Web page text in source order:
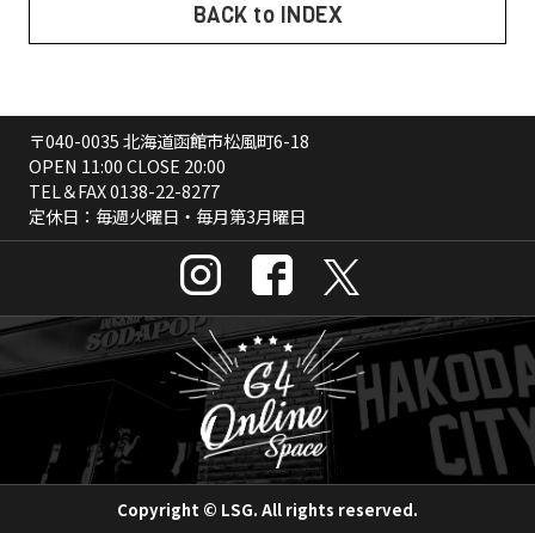
BACK to INDEX
〒040-0035 北海道函館市松風町6-18
OPEN 11:00 CLOSE 20:00
TEL＆FAX0138-22-8277
定休日：毎週火曜日・毎月第3月曜日
Copyright © LSG. All rights reserved.